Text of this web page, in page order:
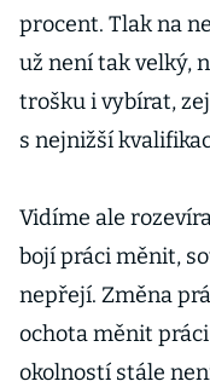
procent. Tlak na
už není tak velký,
trošku i vybírat,
s nejnižší
Vidíme ale
bojí práci měnit,
nepřejí. Změna
ochota měnit
okolností stále